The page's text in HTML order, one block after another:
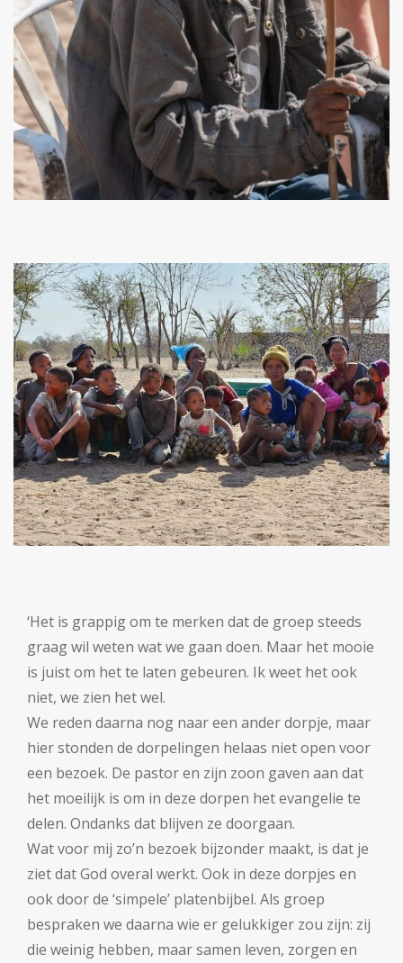
‘Het is grappig om te merken dat de groep steeds
graag wil weten wat we gaan doen. Maar het mooie
is juist om het te laten gebeuren. Ik weet het ook
niet, we zien het wel.
We reden daarna nog naar een ander dorpje, maar
hier stonden de dorpelingen helaas niet open voor
een bezoek. De pastor en zijn zoon gaven aan dat
het moeilijk is om in deze dorpen het evangelie te
delen. Ondanks dat blijven ze doorgaan.
Wat voor mij zo’n bezoek bijzonder maakt, is dat je
ziet dat God overal werkt. Ook in deze dorpjes en
ook door de ‘simpele’ platenbijbel. Als groep
bespraken we daarna wie er gelukkiger zou zijn: zij
die weinig hebben, maar samen leven, zorgen en